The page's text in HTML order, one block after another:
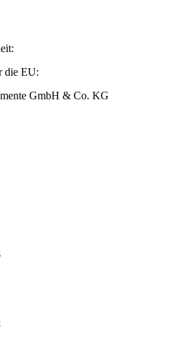
die EU:
GmbH & Co. KG